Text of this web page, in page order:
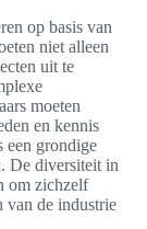
op basis van
niet alleen
uit te
moeten
en kennis
een grondige
De diversiteit in
om zichzelf
van de industrie